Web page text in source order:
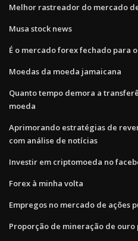
Melhor rastreador do mercado
Musa stock news
É o mercado forex fechado para
Moedas da moeda jamaicana
Quanto tempo demora a
moeda
Aprimorando estratégias de
com análise de notícias
Investir em criptomoeda no
Forex à minha volta
Empregos no mercado de ações
Proporção de mineração de ouro